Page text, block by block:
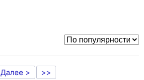
Далее > >>